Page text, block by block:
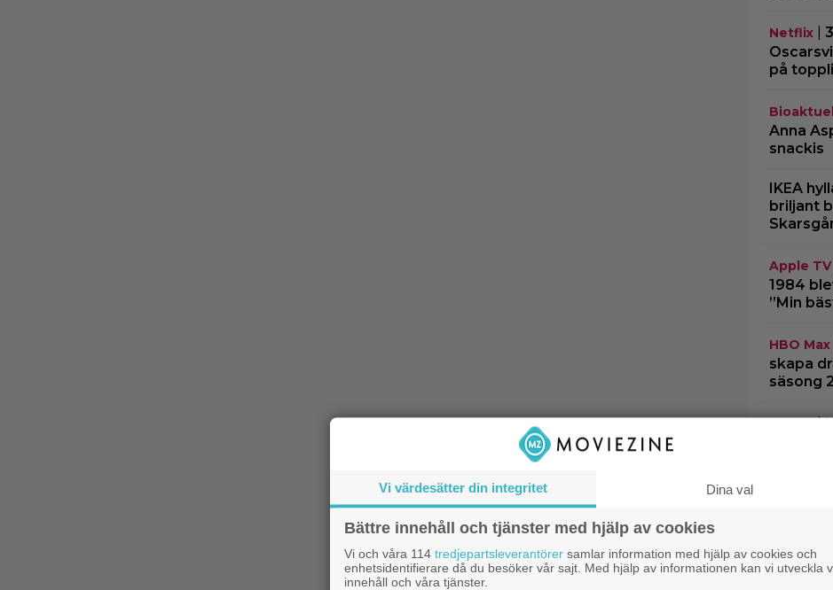
Netflix|
på
Anna
snackis
IKEA
briljant
Apple TV
1984
”Min
HBO Max|
skapa
säsong 2
Netflix|
snubbe
tricket
”Bäst i
Vi värdesätter din integritet Dina val
Bättre innehåll och tjänster med hjälp av cookies
Vi och våra 114 tredjepartsleverantörer samlar information med hjälp av cookies och
enhetsidentifierare då du besöker vår sajt. Med hjälp av informationen kan vi utveckla
innehåll och våra tjänster.